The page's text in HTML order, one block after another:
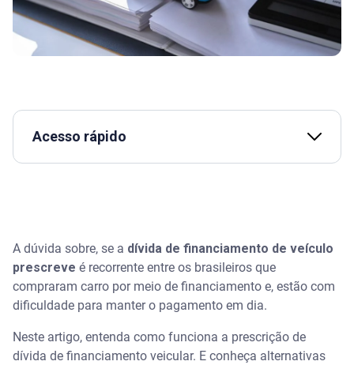
Acesso rápido
veículo? Qual o prazo legal de prescrição?
Então a prescrição elimina a obrigação de pagar a
dívida?
O que é a prescrição de dívida em financiamentos
de veículos?
A dúvida sobre, se a dívida de financiamento de veículo
prescreve é recorrente entre os brasileiros que
compraram carro por meio de financiamento e, estão com
dificuldade para manter o pagamento em dia.
Neste artigo, entenda como funciona a prescrição de
dívida de financiamento veicular. E conheça alternativas